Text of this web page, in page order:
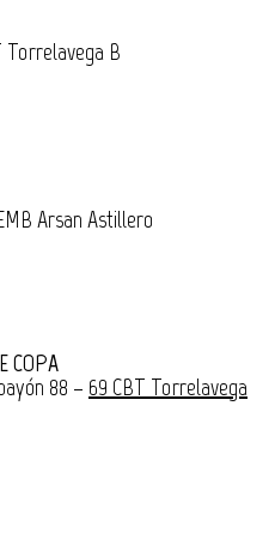
Torrelavega B
Arsan Astillero
COPA
88 – 69 CBT Torrelavega